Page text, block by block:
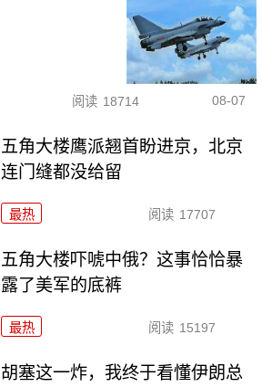
阅读 18714 08-07
五角大楼鹰派翘首盼进京，北京
连门缝都没给留
最热 阅读 17707
五角大楼吓唬中俄？这事恰恰暴
露了美军的底裤
最热 阅读 15197
胡塞这一炸，我终于看懂伊朗总